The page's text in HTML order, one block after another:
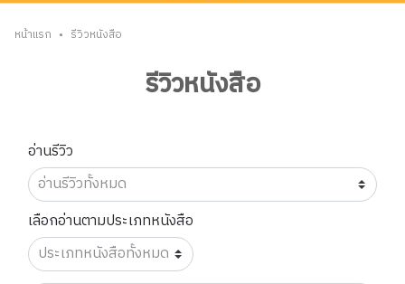
หน้าแรก • รีวิวหนังสือ
รีวิวหนังสือ
อ่านรีวิว
เลือกอ่านตามประเภทหนังสือ